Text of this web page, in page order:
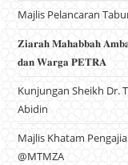
Majlis Pelancaran
𝐙𝐢𝐚𝐫𝐚𝐡 𝐌𝐚𝐡𝐚𝐛𝐛𝐚𝐡
𝐝𝐚𝐧 𝐖𝐚𝐫𝐠𝐚 𝐏𝐄𝐓𝐑𝐀
Kunjungan Sheikh Dr.
Abidin
Majlis Khatam
@MTMZA